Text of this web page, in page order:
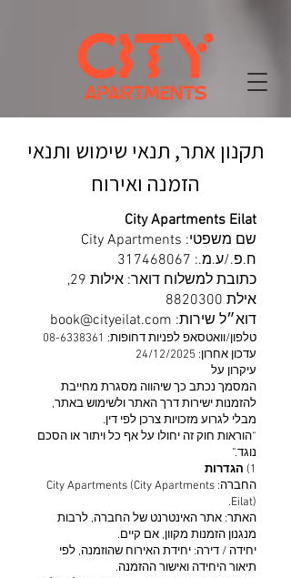
תקנון אתר, תנאי שימוש ותנאי
הזמנה ואירוח
City Apartments Eilat
שם משפטי: City Apartments
ח.פ./ע.מ.: 317468067
כתובת למשלוח דואר: אילות 29,
אילת 8820300
דוא״ל שירות: book@cityeilat.com
טלפון/וואטסאפ לפניות דחופות: 08-6338361
עדכון אחרון: 24/12/2025
עיקרון על
המסמך נכתב כך שיהווה מסגרת מחייבת
להזמנות ישירות דרך האתר ולשימוש באתר,
מבלי לגרוע מזכויות צרכן לפי דין.
“הוראות חוק זה יחולו על אף כל ויתור או הסכם
נוגד.”
1) הגדרות
החברה: City Apartments (City Apartments
Eilat).
האתר: אתר האינטרנט של החברה, לרבות
מנגנון הזמנות מקוון, אם קיים.
יחידה / דירה: יחידת האירוח שהוזמנה, לפי
תיאור היחידה ואישור ההזמנה.